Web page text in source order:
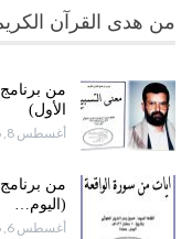
من هدى القرآن
من
الأول)
أغسطس 8, 2026
من
(اليوم…
أغسطس 6, 2026